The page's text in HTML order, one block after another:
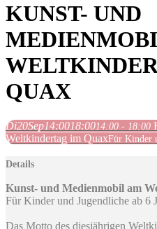
KUNST- UND
QUAX
Di20Sep14:0018:0014:00 - 18:00
Weltkindertag im QuaxFür Kinder
Details
Kunst- und Medienmobil am
Für Kinder und Jugendliche ab 6
Das Motto des diesjährigen